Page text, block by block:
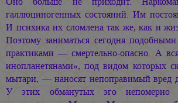
галлюциногенных состояний. Им
И психика их сломлена так же, как и
Поэтому заниматься сегодня
практиками — смертельно-опасно. А
инопланетянами», под видом которых
мытари, — наносят непоправимый вред
У этих обманутых эго непомерно